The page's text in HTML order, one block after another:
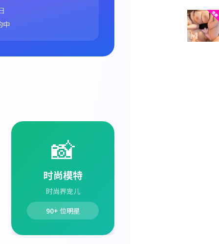
中
📸
时尚模特
时尚界宠儿
90+ 位明星